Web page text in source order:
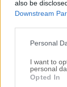
also be
Downstream
Please note
not limited to
grant or deny
use your data
Personal
I want to
personal
Opted In
07/08/2026 |
απόψε στο
ΠΟΔΟΣΦΑΙΡΟ
Η Μάντσεστερ